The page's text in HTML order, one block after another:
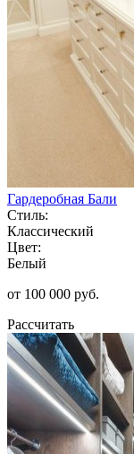
Гардеробная Бали
Стиль:
Классический
Цвет:
Белый
от 100 000 руб.
Рассчитать